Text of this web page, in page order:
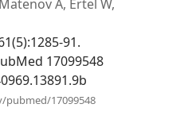
A, Ertel W,
91.
17099548
pubmed/17099548